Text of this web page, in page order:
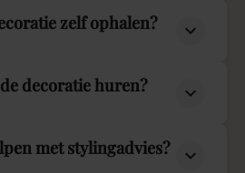
zelf ophalen?
decoratie huren?
met stylingadvies?